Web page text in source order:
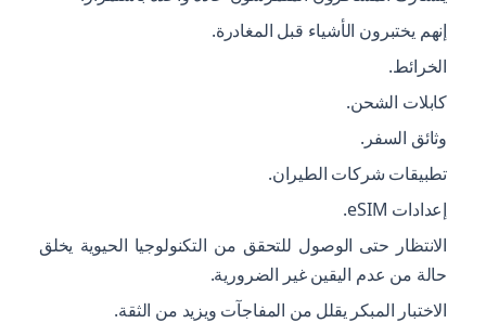
إنهم يختبرون الأشياء قبل المغادرة.
الخرائط.
كابلات الشحن.
وثائق السفر.
تطبيقات شركات الطيران.
إعدادات eSIM.
الانتظار حتى الوصول للتحقق من التكنولوجيا الحيوية يخلق
حالة من عدم اليقين غير الضرورية.
الاختبار المبكر يقلل من المفاجآت ويزيد من الثقة.